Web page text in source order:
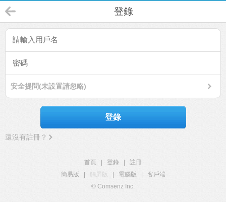
登錄
安全提問(未設置請忽略)
登錄
還沒有註冊？
首頁 登錄
註冊
簡易版
觸屏版 電腦版
客戶端
© Comsenz Inc.